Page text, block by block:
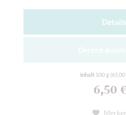
Details
Inhalt 100 g
6,50